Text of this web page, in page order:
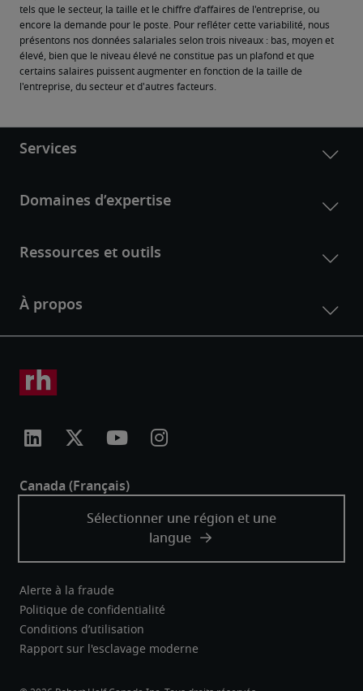
tels que le secteur, la taille et le chiffre d’affaires de l'entreprise, ou
encore la demande pour le poste. Pour refléter cette variabilité, nous
présentons nos données salariales selon trois niveaux : bas, moyen et
élevé, bien que le niveau élevé ne constitue pas un plafond et que
certains salaires puissent augmenter en fonction de la taille de
l'entreprise, du secteur et d'autres facteurs.
Alerte à la fraude
Politique de confidentialité
Conditions d’utilisation
Rapport sur l'esclavage moderne